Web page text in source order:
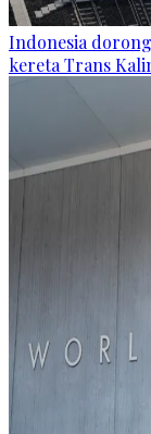
Indonesia
kereta Trans